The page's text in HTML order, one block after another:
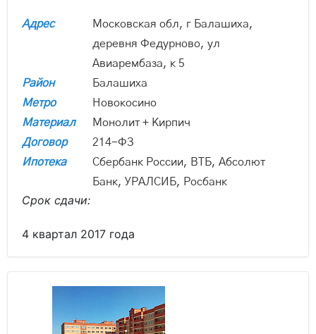
Адрес
Московская обл, г Балашиха,
деревня Федурново, ул
Авиарембаза, к 5
Район
Балашиха
Метро
Новокосино
Материал
Монолит + Кирпич
Договор
214-ФЗ
Ипотека
Сбербанк России, ВТБ, Абсолют
Банк, УРАЛСИБ, Росбанк
Срок сдачи:
4 квартал 2017 года